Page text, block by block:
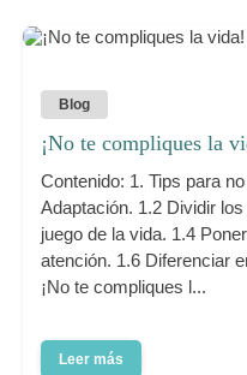
Blog
¡No te compliques la
Contenido: 1. Tips para
Adaptación. 1.2 Dividir
juego de la vida. 1.4
atención. 1.6 Diferenciar
¡No te compliques l...
Leer más